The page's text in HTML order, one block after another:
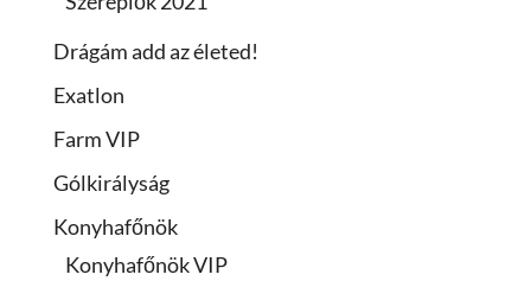
Drágám add az életed!
Exatlon
Farm VIP
Gólkirályság
Konyhafőnök
Konyhafőnök VIP